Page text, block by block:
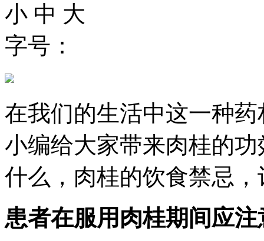
小 中 大
字号：
在我们的生活中这一种
小编给大家带来肉桂的
什么，肉桂的饮食禁忌
患者在服用肉桂期间应